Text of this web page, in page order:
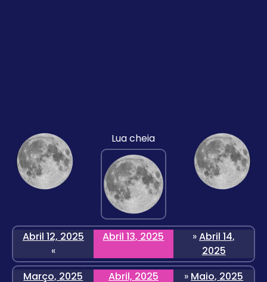
Lua cheia
Abril 12, 2025
«
Abril 13, 2025 »Abril 14,
2025
Março, 2025
Abril, 2025 » Maio, 2025